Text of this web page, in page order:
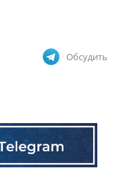
Обсудить